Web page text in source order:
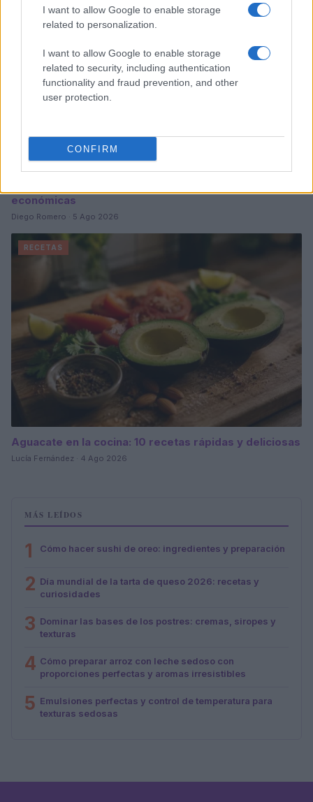
I want to allow Google to enable storage
related to personalization.
I want to allow Google to enable storage
related to security, including authentication
functionality and fraud prevention, and other
user protection.
CONFIRM
económicas
Diego Romero · 5 Ago 2026
RECETAS
Aguacate en la cocina: 10 recetas rápidas y deliciosas
Lucía Fernández · 4 Ago 2026
MÁS LEÍDOS
1 Cómo hacer sushi de oreo: ingredientes y preparación
2 Día mundial de la tarta de queso 2026: recetas y
curiosidades
3 Dominar las bases de los postres: cremas, siropes y
texturas
4 Cómo preparar arroz con leche sedoso con
proporciones perfectas y aromas irresistibles
5 Emulsiones perfectas y control de temperatura para
texturas sedosas